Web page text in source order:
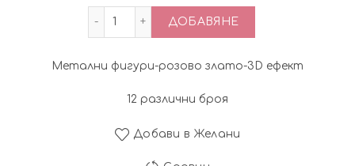
price
количество за Метални фигури-
ДОБАВЯНЕ
Метални фигури-розово злато-3D ефект
12 различни броя
Добави в Желани